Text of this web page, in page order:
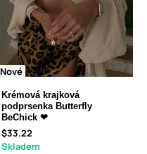
Nové
Krémová krajková
podprsenka Butterfly
BeChick ❤
$33.22
Skladem